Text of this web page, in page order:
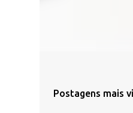
Postagens mais